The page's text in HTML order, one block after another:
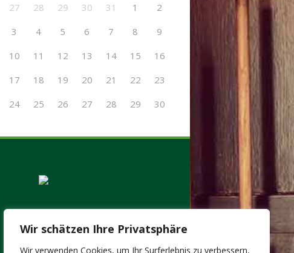
Wir schätzen Ihre Privatsphäre
Wir verwenden Cookies, um Ihr Surferlebnis zu verbessern,
27 28 29 30 31 1
2
3
4 5 6 7 8
9
10
11 12 13 14 15
16
17
18 19 20 21 22
23
24
25 26 27 28 29 30